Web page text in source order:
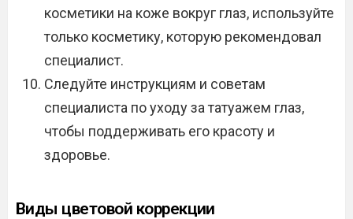
косметики на коже вокруг глаз, используйте
только косметику, которую рекомендовал
специалист.
Следуйте инструкциям и советам
специалиста по уходу за татуажем глаз,
чтобы поддерживать его красоту и
здоровье.
Виды цветовой коррекции